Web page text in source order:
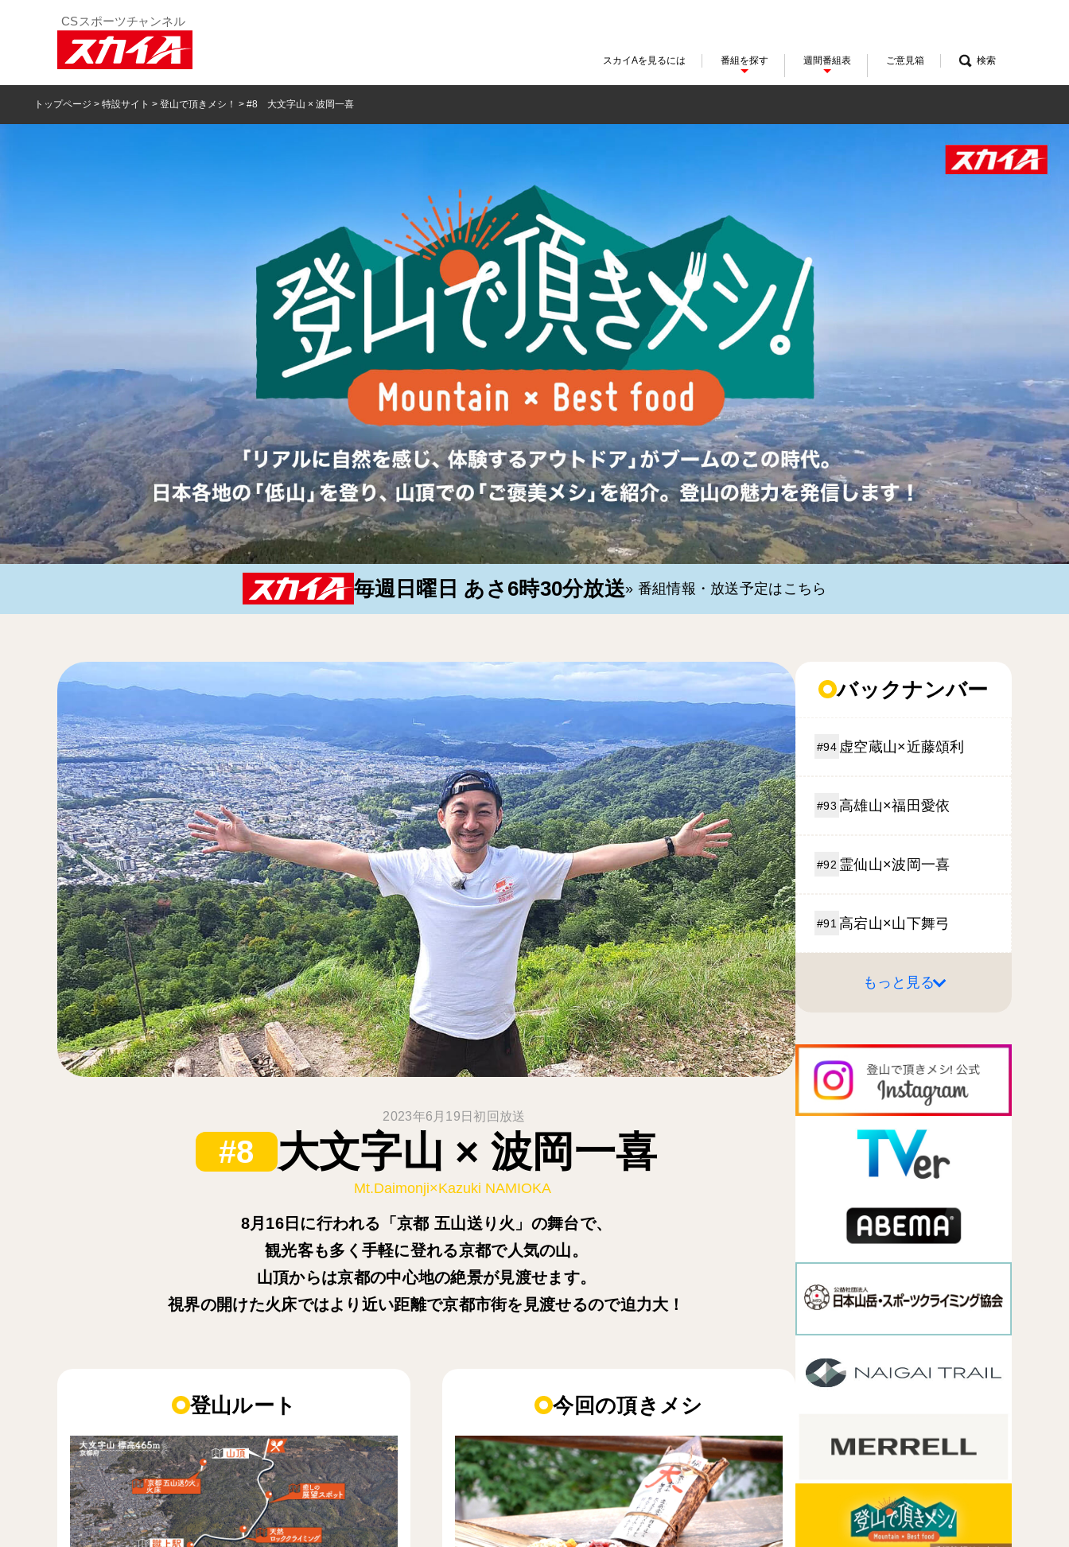
スカイAを見るには 番組を探す 週間番組表 ご意見箱 検索
トップページ > 特設サイト > 登山で頂きメシ！ > #8 大文字山 × 波岡一喜
毎週日曜日 あさ6時30分放送» 番組情報・放送予定はこちら
2023年6月19日初回放送
#8 大文字山 × 波岡一喜
Mt.Daimonji×Kazuki NAMIOKA
8月16日に行われる「京都 五山送り火」の舞台で、
観光客も多く手軽に登れる京都で人気の山。
山頂からは京都の中心地の絶景が見渡せます。
視界の開けた火床ではより近い距離で京都市街を見渡せるので迫力大！
登山ルート 今回の頂きメシ
バックナンバー
#94 虚空蔵山×近藤頌利
#93 高雄山×福田愛依
#92 霊仙山×波岡一喜
#91 高宕山×山下舞弓
もっと見る